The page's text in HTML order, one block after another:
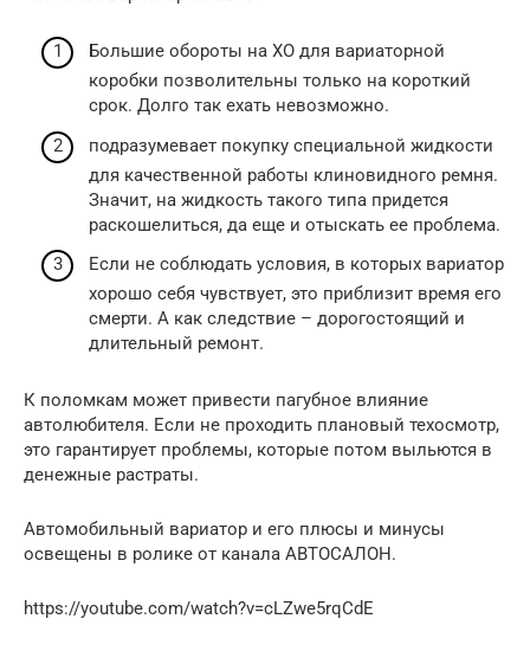
Большие обороты на ХО для вариаторной
коробки позволительны только на короткий
срок. Долго так ехать невозможно.
подразумевает покупку специальной жидкости
для качественной работы клиновидного ремня.
Значит, на жидкость такого типа придется
раскошелиться, да еще и отыскать ее проблема.
Если не соблюдать условия, в которых вариатор
хорошо себя чувствует, это приблизит время его
смерти. А как следствие – дорогостоящий и
длительный ремонт.
К поломкам может привести пагубное влияние
автолюбителя. Если не проходить плановый техосмотр,
это гарантирует проблемы, которые потом выльются в
денежные растраты.
Автомобильный вариатор и его плюсы и минусы
освещены в ролике от канала АВТОСАЛОН.
https://youtube.com/watch?v=cLZwe5rqCdE